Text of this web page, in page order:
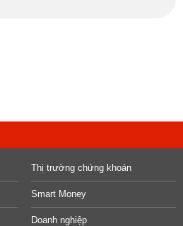
Thị trường chứng khoán
Smart Money
Doanh nghiệp